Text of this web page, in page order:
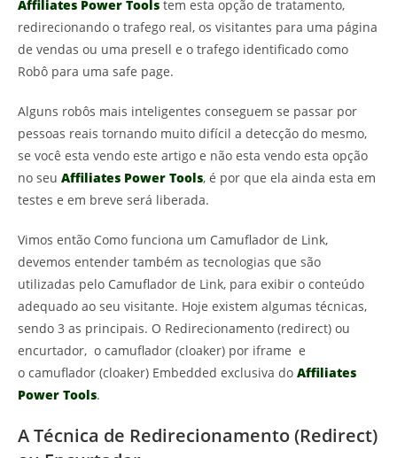
Affiliates Power Tools tem esta opção de tratamento,
redirecionando o trafego real, os visitantes para uma página
de vendas ou uma presell e o trafego identificado como
Robô para uma safe page.
Alguns robôs mais inteligentes conseguem se passar por
pessoas reais tornando muito difícil a detecção do mesmo,
se você esta vendo este artigo e não esta vendo esta opção
no seu Affiliates Power Tools, é por que ela ainda esta em
testes e em breve será liberada.
Vimos então Como funciona um Camuflador de Link,
devemos entender também as tecnologias que são
utilizadas pelo Camuflador de Link, para exibir o conteúdo
adequado ao seu visitante. Hoje existem algumas técnicas,
sendo 3 as principais. O Redirecionamento (redirect) ou
encurtador, o camuflador (cloaker) por iframe e
o camuflador (cloaker) Embedded exclusiva do Affiliates
Power Tools.
A Técnica de Redirecionamento (Redirect)